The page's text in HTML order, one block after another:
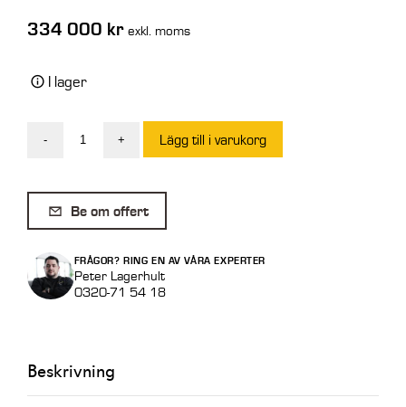
334 000 kr exkl. moms
I lager
-
SG
280
G2
Gripsåg
och
uppsamligsenhet
+ Lägg till i varukorg
Be om offert
FRÅGOR? RING EN AV VÅRA EXPERTER
Peter Lagerhult
0320-71 54 18
Beskrivning